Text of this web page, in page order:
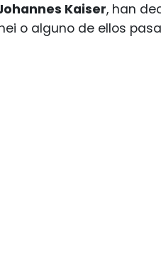
Kaiser, han
o alguno de ellos